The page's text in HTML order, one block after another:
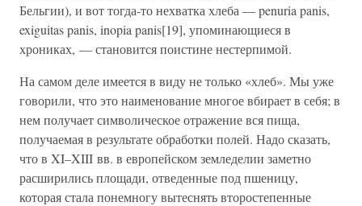
Бельгии), и вот тогда-то нехватка хлеба — penuria panis,
exiguitas panis, inopia panis[19], упоминающиеся в
хрониках, — становится поистине нестерпимой.
На самом деле имеется в виду не только «хлеб». Мы уже
говорили, что это наименование многое вбирает в себя; в
нем получает символическое отражение вся пища,
получаемая в результате обработки полей. Надо сказать,
что в XI–XIII вв. в европейском земледелии заметно
расширились площади, отведенные под пшеницу,
которая стала понемногу вытеснять второстепенные